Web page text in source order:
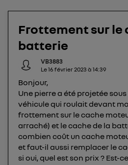
Frottement sur le
batterie
VB3883
Le16 février 2023 à 14:39
Bonjour,
Une pierre a été projetée
véhicule qui roulait devant
frottement sur le cache
arraché) et le cache de la
combien coût un cache
et faut-il aussi remplacer le
si oui, quel est son prix ? Est-
Elle utilise un identifiant
de votre contrat internet
internet. Ainsi, toutes les
même connexion et ayant
attribuer le même
Pour une connexion foyer
(ex : Wi-Fi),
sur la navigation des membres du
Pour une connexion mobile , la
uniquement sur la navigation de
Vous pouvez à tout
consentement surle portail
") ou via la page « gérer Utiq